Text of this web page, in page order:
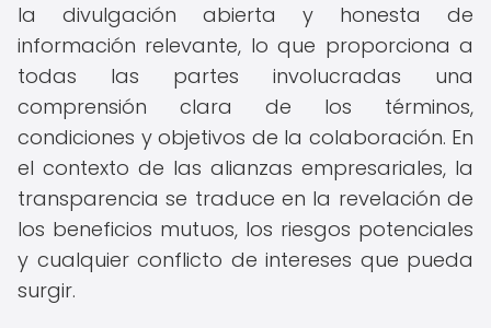
la divulgación abierta y honesta de
información relevante, lo que proporciona a
todas las partes involucradas una
comprensión clara de los términos,
condiciones y objetivos de la colaboración. En
el contexto de las alianzas empresariales, la
transparencia se traduce en la revelación de
los beneficios mutuos, los riesgos potenciales
y cualquier conflicto de intereses que pueda
surgir.